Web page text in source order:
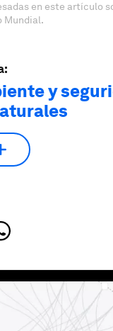
en este artículo
Mundial.
y